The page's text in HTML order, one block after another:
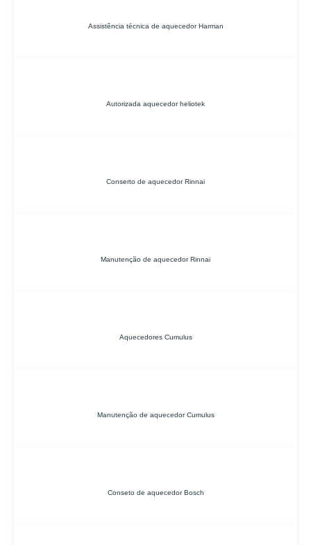
Assistência técnica de aquecedor Harman
Autorizada aquecedor heliotek
Conserto de aquecedor Rinnai
Manutenção de aquecedor Rinnai
Aquecedores Cumulus
Manutenção de aquecedor Cumulus
Conseto de aquecedor Bosch